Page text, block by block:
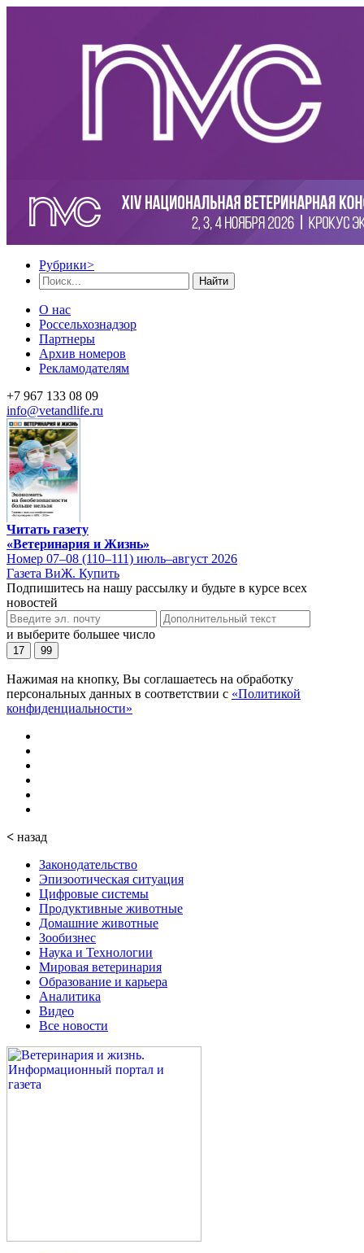
Рубрики>
Найти
О нас
Россельхознадзор
Партнеры
Архив номеров
Рекламодателям
+7 967 133 08 09
info@vetandlife.ru
Читать газету
«Ветеринария и Жизнь»
Номер 07–08 (110–111) июль–август 2026
Газета ВиЖ. Купить
Подпишитесь на нашу рассылку и будьте в курсе всех
новостей
и выберите большее число
17 99
Нажимая на кнопку, Вы соглашаетесь на обработку
персональных данных в соответствии с «Политикой
конфиденциальности»
< назад
Законодательство
Эпизоотическая ситуация
Цифровые системы
Продуктивные животные
Домашние животные
Зообизнес
Наука и Технологии
Мировая ветеринария
Образование и карьера
Аналитика
Видео
Все новости